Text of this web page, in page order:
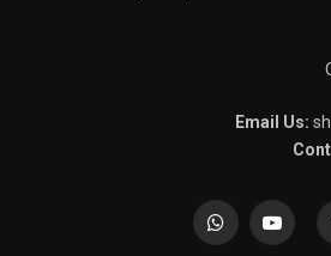
Email Us:
YouTube
WhatsApp